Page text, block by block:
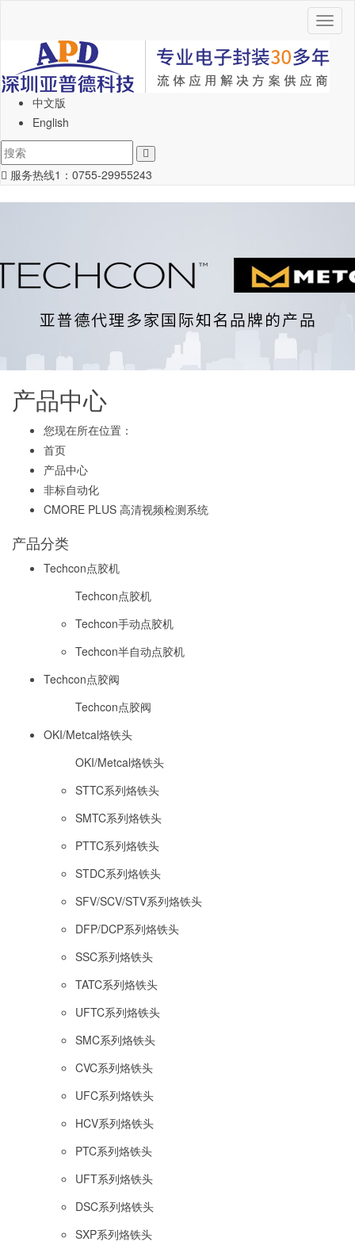
中文版
English
服务热线1： 0755-29955243
产品中心
您现在所在位置：
首页
产品中心
非标自动化
CMORE PLUS 高清视频检测系统
产品分类
Techcon点胶机
Techcon点胶机
Techcon手动点胶机
Techcon半自动点胶机
Techcon点胶阀
Techcon点胶阀
OKI/Metcal烙铁头
OKI/Metcal烙铁头
STTC系列烙铁头
SMTC系列烙铁头
PTTC系列烙铁头
STDC系列烙铁头
SFV/SCV/STV系列烙铁头
DFP/DCP系列烙铁头
SSC系列烙铁头
TATC系列烙铁头
UFTC系列烙铁头
SMC系列烙铁头
CVC系列烙铁头
UFC系列烙铁头
HCV系列烙铁头
PTC系列烙铁头
UFT系列烙铁头
DSC系列烙铁头
SXP系列烙铁头